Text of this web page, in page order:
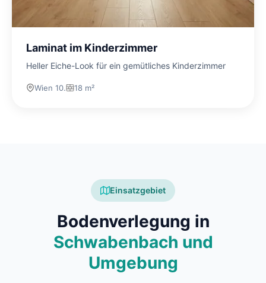
Laminat im Kinderzimmer
Heller Eiche-Look für ein gemütliches Kinderzimmer
Wien 10. 18 m²
Einsatzgebiet
Bodenverlegung in
Schwabenbach und
Umgebung